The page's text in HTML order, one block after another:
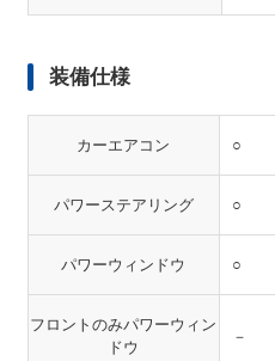
装備仕様
カーエアコン ○
パワーステアリング ○
パワーウィンドウ ○
フロントのみパワーウィン
ドウ
－